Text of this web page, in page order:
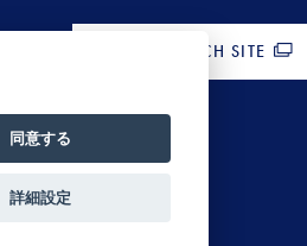
FRENCH SITE
同意する
詳細設定